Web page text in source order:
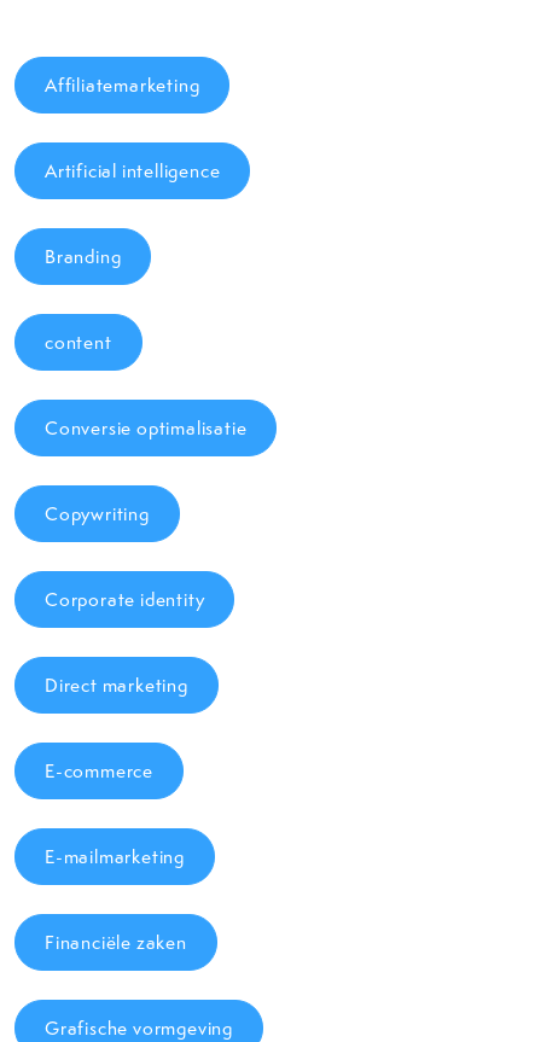
Affiliatemarketing
Artificial intelligence
Branding
content
Conversie optimalisatie
Copywriting
Corporate identity
Direct marketing
E-commerce
E-mailmarketing
Financiële zaken
Grafische vormgeving